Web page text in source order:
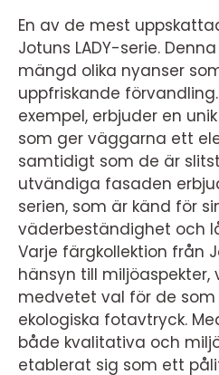
En av de mest
Jotuns LADY-serie.
mängd olika nyanser
uppfriskande förvandling.
exempel, erbjuder en
som ger väggarna ett
samtidigt som de är
utvändiga fasaden
serien, som är känd för
väderbeständighet och
Varje färgkollektion från
hänsyn till
medvetet val för de som
ekologiska fotavtryck.
både kvalitativa och
etablerat sig som ett